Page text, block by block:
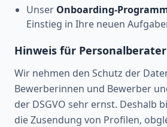
Unser Onboarding-
Einstieg in Ihre neuen
Hinweis für Personalberater
Wir nehmen den Schutz der
Bewerberinnen und Bewerber
der DSGVO sehr ernst. Deshalb
die Zusendung von Profilen,